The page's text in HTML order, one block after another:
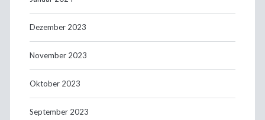
Dezember 2023
November 2023
Oktober 2023
September 2023